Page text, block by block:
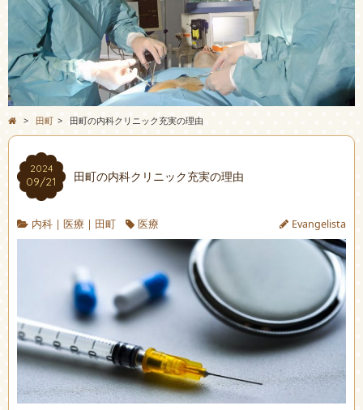
> 田町 > 田町の内科クリニック充実の理由
2024
09/21 田町の内科クリニック充実の理由
内科| 医療 | 田町 医療 Evangelista